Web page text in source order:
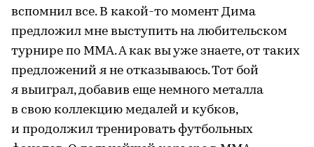
вспомнил все. В какой-то момент Дима
предложил мне выступить на любительском
турнире по ММА. А как вы уже знаете, от таких
предложений я не отказываюсь. Тот бой
я выиграл, добавив еще немного металла
в свою коллекцию медалей и кубков,
и продолжил тренировать футбольных